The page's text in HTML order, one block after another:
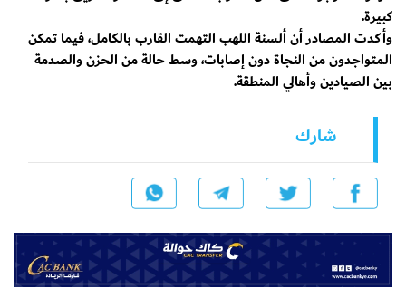
كبيرة.
وأكدت المصادر أن ألسنة اللهب التهمت القارب بالكامل، فيما تمكن
المتواجدون من النجاة دون إصابات، وسط حالة من الحزن والصدمة
بين الصيادين وأهالي المنطقة.
شارك